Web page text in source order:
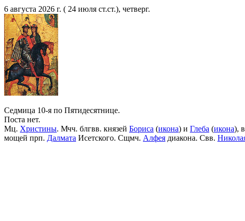
6 августа 2026 г. ( 24 июля ст.ст.), четверг.
Седмица 10-я по Пятидесятнице.
Поста нет.
Мц. Христины. Мчч. блгвв. князей Бориса (икона) и Глеба (икона),
мощей прп. Далмата Исетского. Сщмч. Алфея диакона. Свв.